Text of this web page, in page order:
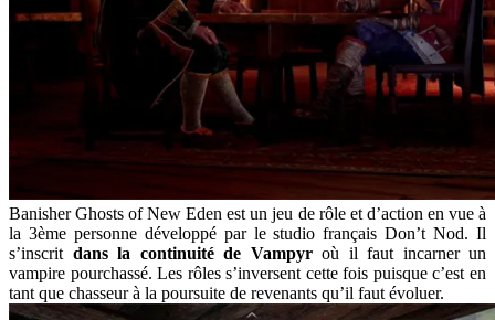
Banisher Ghosts of New Eden est un jeu de rôle et d’action en vue à
la 3ème personne développé par le studio français Don’t Nod. Il
s’inscrit dans la continuité de Vampyroù il faut incarner un
vampire pourchassé. Les rôles s’inversent cette fois puisque c’est en
tant que chasseur à la poursuite de revenants qu’il faut évoluer.